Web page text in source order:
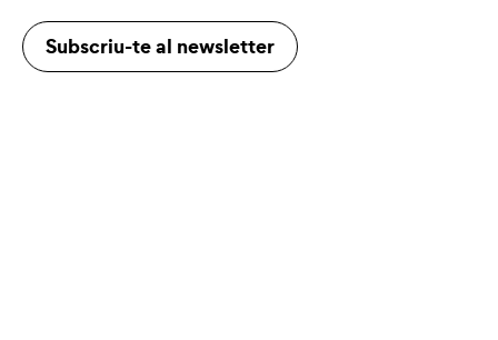
Subscriu-te al newsletter